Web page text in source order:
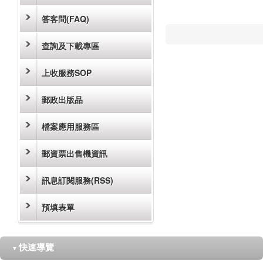
答客問(FAQ)
查詢及下載專區
上收服務SOP
郵政出版品
檔案應用服務區
郵資票出售機資訊
訊息訂閱服務(RSS)
預填表單
▼ 快速導覽